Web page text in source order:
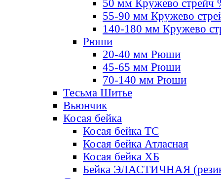
50 мм Кружево стрейч
55-90 мм Кружево
140-180 мм Кружево
Рюши
20-40 мм Рюши
45-65 мм Рюши
70-140 мм Рюши
Тесьма Шитье
Вьюнчик
Косая бейка
Косая бейка ТС
Косая бейка Атласная
Косая бейка ХБ
Бейка ЭЛАСТИЧНАЯ